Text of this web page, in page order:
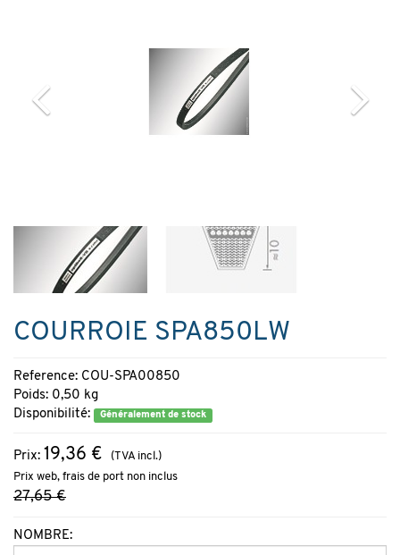
COURROIE SPA850LW
Reference: COU-SPA00850
Poids: 0,50 kg
Disponibilité:
Généralement de stock
Prix: 19,36 €
(TVA incl.)
Prix web, frais de port non inclus
27,65 €
NOMBRE: